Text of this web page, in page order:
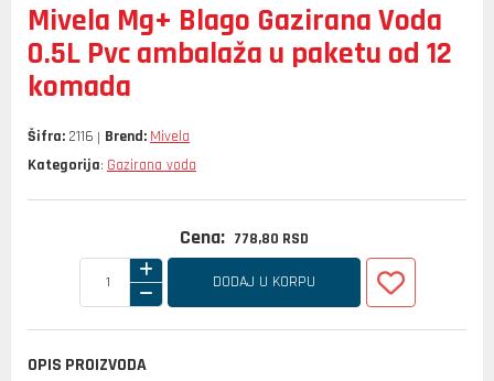
Mivela Mg+ Blago Gazirana Voda
0.5L Pvc ambalaža u paketu od 12
komada
Šifra: 2116 Brend: Mivela
Kategorija: Gazirana voda
Cena: 778,80 RSD
DODAJ U KORPU
OPIS PROIZVODA